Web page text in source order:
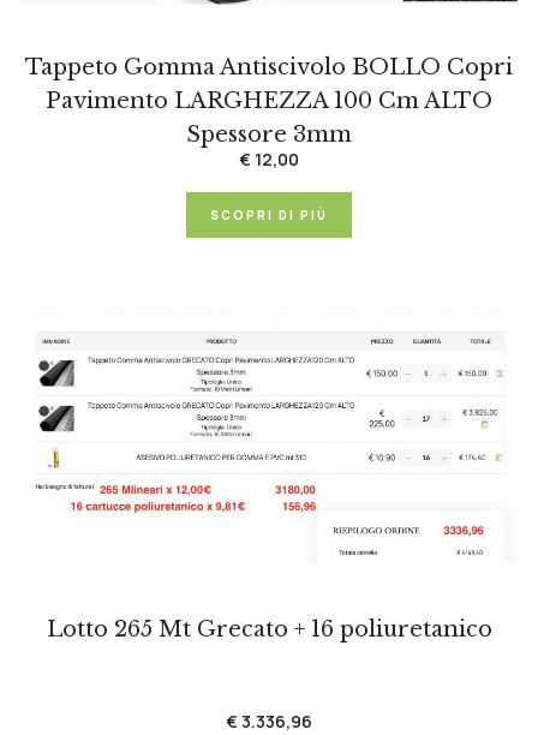
Tappeto Gomma Antiscivolo BOLLO Copri
Pavimento LARGHEZZA 100 Cm ALTO
Spessore 3mm
€ 12,00
SCOPRI DI PIÙ
Lotto 265 Mt Grecato + 16 poliuretanico
€ 3.336,96